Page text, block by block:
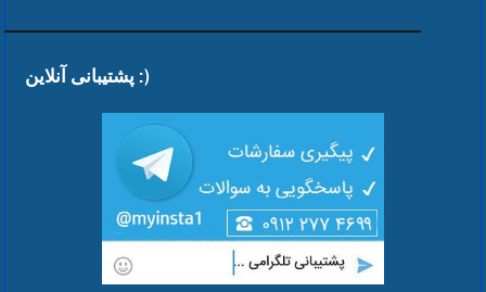
پشتیبانی آنلاین :)